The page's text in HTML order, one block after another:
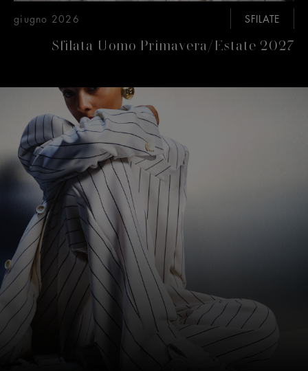
SFILATE
giugno 2026
Sfilata Uomo Primavera/Estate 2027